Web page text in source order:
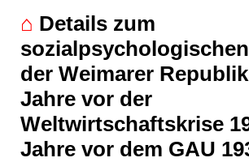
⌂ Details zum
der Weimarer
Jahre vor der
Weltwirtschaftskrise
Jahre vor dem GAU